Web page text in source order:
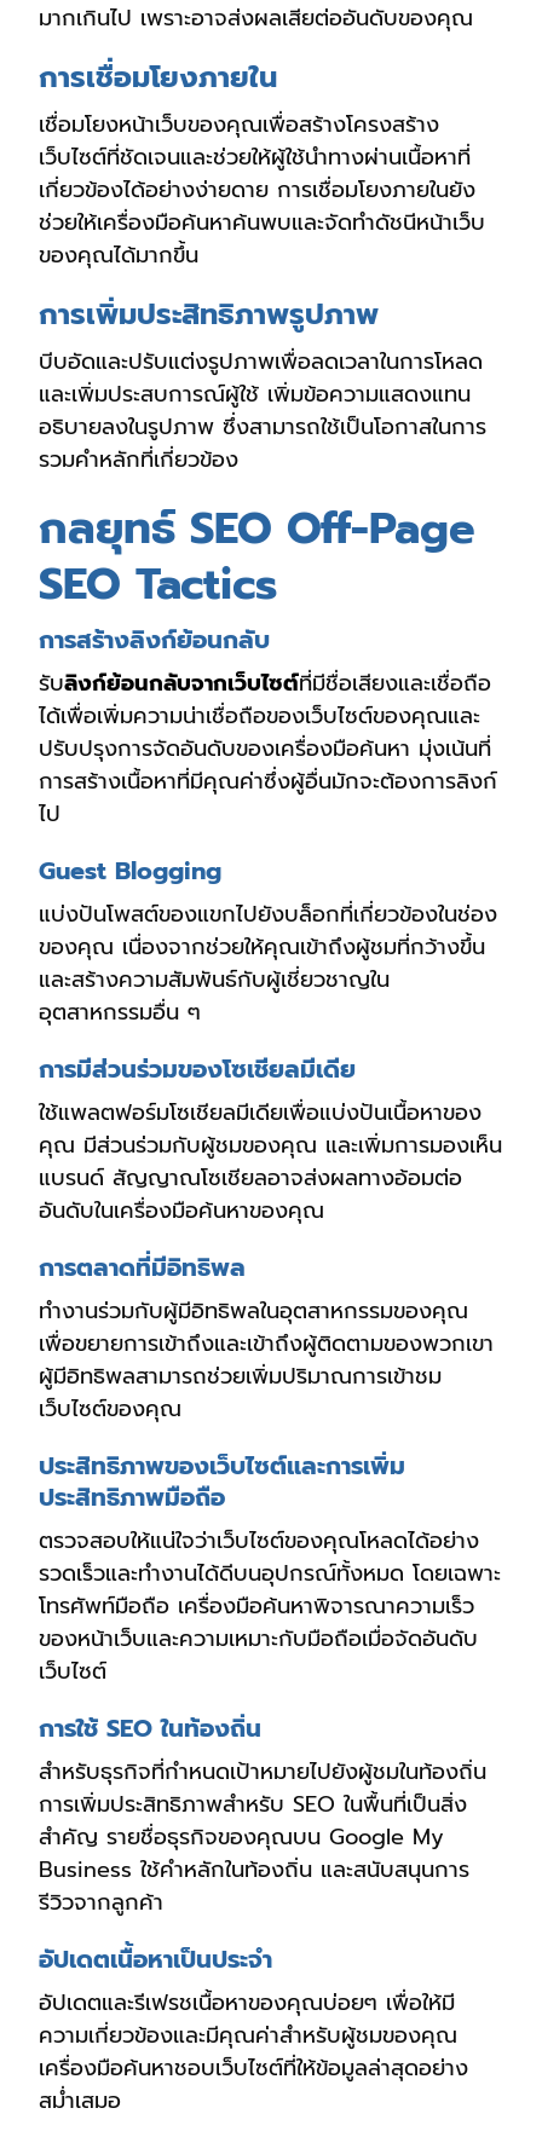
มากเกินไป เพราะอาจส่งผลเสียต่ออันดับของคุณ
การเชื่อมโยงภายใน
เชื่อมโยงหน้าเว็บของคุณเพื่อสร้างโครงสร้าง
เว็บไซต์ที่ชัดเจนและช่วยให้ผู้ใช้นำทางผ่านเนื้อหาที่
เกี่ยวข้องได้อย่างง่ายดาย การเชื่อมโยงภายในยัง
ช่วยให้เครื่องมือค้นหาค้นพบและจัดทำดัชนีหน้าเว็บ
ของคุณได้มากขึ้น
การเพิ่มประสิทธิภาพรูปภาพ
บีบอัดและปรับแต่งรูปภาพเพื่อลดเวลาในการโหลด
และเพิ่มประสบการณ์ผู้ใช้ เพิ่มข้อความแสดงแทน
อธิบายลงในรูปภาพ ซึ่งสามารถใช้เป็นโอกาสในการ
รวมคำหลักที่เกี่ยวข้อง
กลยุทธ์ SEO Off-Page
SEO Tactics
การสร้างลิงก์ย้อนกลับ
รับลิงก์ย้อนกลับจากเว็บไซต์ที่มีชื่อเสียงและเชื่อถือ
ได้เพื่อเพิ่มความน่าเชื่อถือของเว็บไซต์ของคุณและ
ปรับปรุงการจัดอันดับของเครื่องมือค้นหา มุ่งเน้นที่
การสร้างเนื้อหาที่มีคุณค่าซึ่งผู้อื่นมักจะต้องการลิงก์
ไป
Guest Blogging
แบ่งปันโพสต์ของแขกไปยังบล็อกที่เกี่ยวข้องในช่อง
ของคุณ เนื่องจากช่วยให้คุณเข้าถึงผู้ชมที่กว้างขึ้น
และสร้างความสัมพันธ์กับผู้เชี่ยวชาญใน
อุตสาหกรรมอื่น ๆ
การมีส่วนร่วมของโซเชียลมีเดีย
ใช้แพลตฟอร์มโซเชียลมีเดียเพื่อแบ่งปันเนื้อหาของ
คุณ มีส่วนร่วมกับผู้ชมของคุณ และเพิ่มการมองเห็น
แบรนด์ สัญญาณโซเชียลอาจส่งผลทางอ้อมต่อ
อันดับในเครื่องมือค้นหาของคุณ
การตลาดที่มีอิทธิพล
ทำงานร่วมกับผู้มีอิทธิพลในอุตสาหกรรมของคุณ
เพื่อขยายการเข้าถึงและเข้าถึงผู้ติดตามของพวกเขา
ผู้มีอิทธิพลสามารถช่วยเพิ่มปริมาณการเข้าชม
เว็บไซต์ของคุณ
ประสิทธิภาพของเว็บไซต์และการเพิ่ม
ประสิทธิภาพมือถือ
ตรวจสอบให้แน่ใจว่าเว็บไซต์ของคุณโหลดได้อย่าง
รวดเร็วและทำงานได้ดีบนอุปกรณ์ทั้งหมด โดยเฉพาะ
โทรศัพท์มือถือ เครื่องมือค้นหาพิจารณาความเร็ว
ของหน้าเว็บและความเหมาะกับมือถือเมื่อจัดอันดับ
เว็บไซต์
การใช้ SEO ในท้องถิ่น
สำหรับธุรกิจที่กำหนดเป้าหมายไปยังผู้ชมในท้องถิ่น
การเพิ่มประสิทธิภาพสำหรับ SEO ในพื้นที่เป็นสิ่ง
สำคัญ รายชื่อธุรกิจของคุณบน Google My
Business ใช้คำหลักในท้องถิ่น และสนับสนุนการ
รีวิวจากลูกค้า
อัปเดตเนื้อหาเป็นประจำ
อัปเดตและรีเฟรชเนื้อหาของคุณบ่อยๆ เพื่อให้มี
ความเกี่ยวข้องและมีคุณค่าสำหรับผู้ชมของคุณ
เครื่องมือค้นหาชอบเว็บไซต์ที่ให้ข้อมูลล่าสุดอย่าง
สม่ำเสมอ